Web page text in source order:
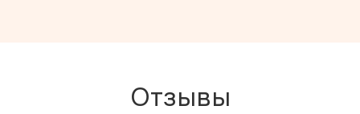
Отзывы